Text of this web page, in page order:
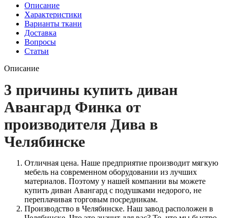
Описание
Характеристики
Варианты ткани
Доставка
Вопросы
Статьи
Описание
3 причины купить диван
Авангард Финка от
производителя Дива в
Челябинске
Отличная цена. Наше предприятие производит мягкую
мебель на современном оборудовании из лучших
материалов. Поэтому у нашей компании вы можете
купить диван Авангард с подушками недорого, не
переплачивая торговым посредникам.
Производство в Челябинске. Наш завод расположен в